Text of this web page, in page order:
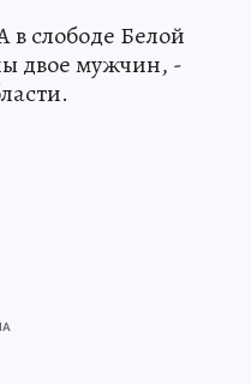
в слободе Белой
двое мужчин, -